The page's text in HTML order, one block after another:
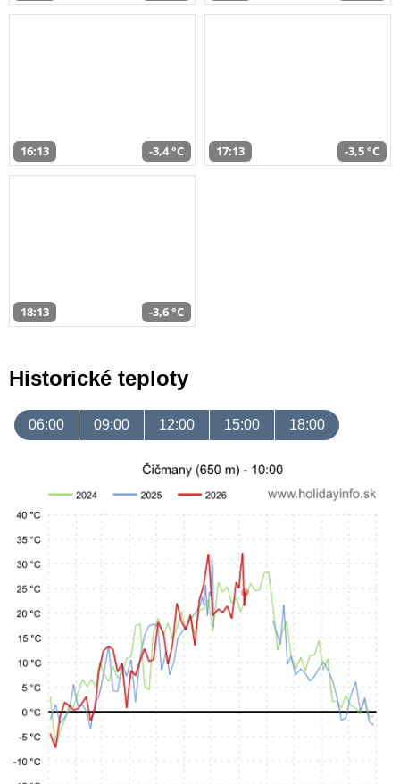
16:13 -3,4 °C 17:13 -3,5 °C
18:13 -3,6 °C
Historické teploty
06:00 09:00 12:00 15:00 18:00